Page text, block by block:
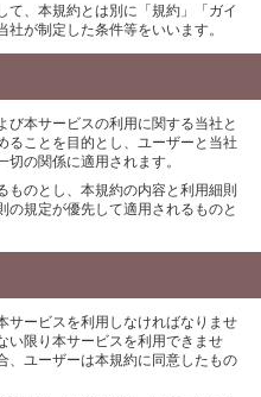
て、本規約とは別に「規約」「ガイ
が制定した条件等をいいます。
本サービスの利用に関する当社と
ることを目的とし、ユーザーと当社
の関係に適用されます。
ものとし、本規約の内容と利用細則
規定が優先して適用されるものと
サービスを利用しなければなりませ
い限り本サービスを利用できませ
、ユーザーは本規約に同意したもの